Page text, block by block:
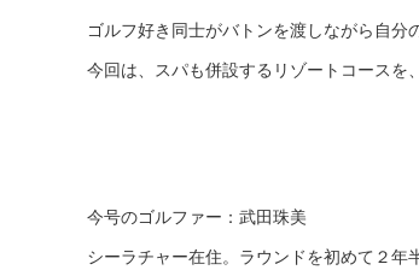
ゴルフ好き同士がバトンを渡しながら自分
今回は、スパも併設するリゾートコースを
今号のゴルファー：武田珠美
シーラチャー在住。ラウンドを初めて２